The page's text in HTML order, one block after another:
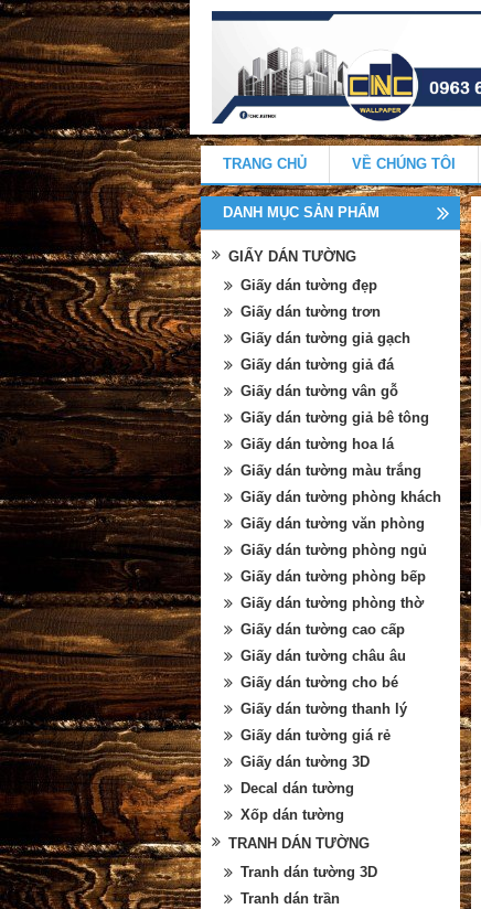
TRANG CHỦ VỀ CHÚNG TÔI
DANH MỤC SẢN PHẨM
GIẤY DÁN TƯỜNG
Giấy dán tường đẹp
Giấy dán tường trơn
Giấy dán tường giả gạch
Giấy dán tường giả đá
Giấy dán tường vân gỗ
Giấy dán tường giả bê tông
Giấy dán tường hoa lá
Giấy dán tường màu trắng
Giấy dán tường phòng khách
Giấy dán tường văn phòng
Giấy dán tường phòng ngủ
Giấy dán tường phòng bếp
Giấy dán tường phòng thờ
Giấy dán tường cao cấp
Giấy dán tường châu âu
Giấy dán tường cho bé
Giấy dán tường thanh lý
Giấy dán tường giá rẻ
Giấy dán tường 3D
Decal dán tường
Xốp dán tường
TRANH DÁN TƯỜNG
Tranh dán tường 3D
Tranh dán trần